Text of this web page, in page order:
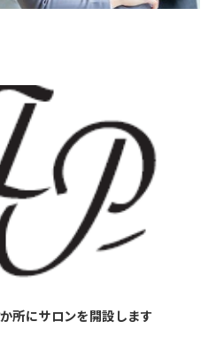
所にサロンを開設します